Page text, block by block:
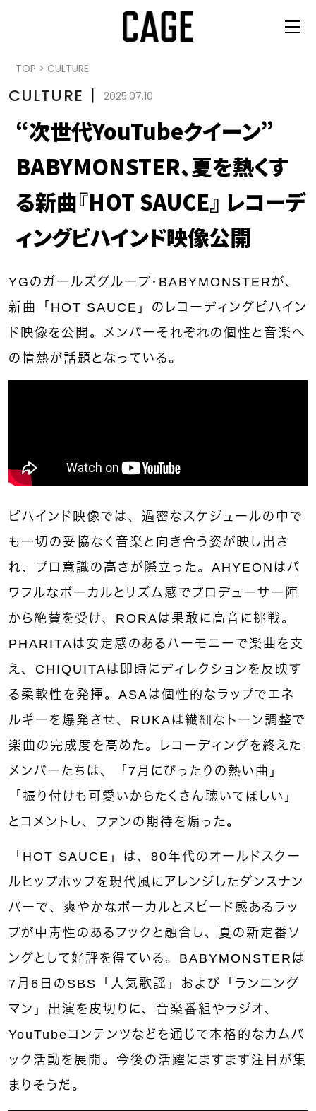
TOP > CULTURE
CULTURE 丨 2025.07.10
“次世代YouTubeクイーン”
BABYMONSTER、夏を熱くす
る新曲『HOT SAUCE』 レコーデ
ィングビハインド映像公開
YGのガールズグループ・BABYMONSTERが、
新曲「HOT SAUCE」のレコーディングビハイン
ド映像を公開。メンバーそれぞれの個性と音楽へ
の情熱が話題となっている。
ビハインド映像では、過密なスケジュールの中で
も一切の妥協なく音楽と向き合う姿が映し出さ
れ、プロ意識の高さが際立った。AHYEONはパ
ワフルなボーカルとリズム感でプロデューサー陣
から絶賛を受け、RORAは果敢に高音に挑戦。
PHARITAは安定感のあるハーモニーで楽曲を支
え、CHIQUITAは即時にディレクションを反映す
る柔軟性を発揮。ASAは個性的なラップでエネ
ルギーを爆発させ、RUKAは繊細なトーン調整で
楽曲の完成度を高めた。レコーディングを終えた
メンバーたちは、「7月にぴったりの熱い曲」
「振り付けも可愛いからたくさん聴いてほしい」
とコメントし、ファンの期待を煽った。
「HOT SAUCE」は、80年代のオールドスクー
ルヒップホップを現代風にアレンジしたダンスナン
バーで、爽やかなボーカルとスピード感あるラッ
プが中毒性のあるフックと融合し、夏の新定番ソ
ングとして好評を得ている。BABYMONSTERは
7月6日のSBS「人気歌謡」および「ランニング
マン」出演を皮切りに、音楽番組やラジオ、
YouTubeコンテンツなどを通じて本格的なカムバ
ック活動を展開。今後の活躍にますます注目が集
まりそうだ。